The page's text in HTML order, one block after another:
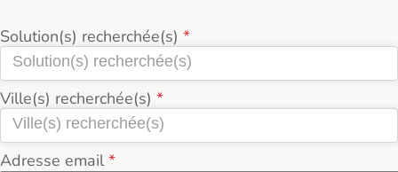
Solution(s) recherchée(s)
Ville(s) recherchée(s)
Adresse email